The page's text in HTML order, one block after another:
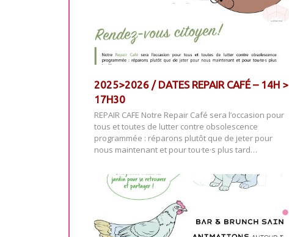
2025>2026 / DATES REPAIR CAFÉ– 14H >
17H30
REPAIR CAFE Notre Repair Café sera l’occasion pour
tous et toutes de lutter contre obsolescence
programmée : réparons plutôt que de jeter pour
nous maintenant et pour tou·te·s plus tard…